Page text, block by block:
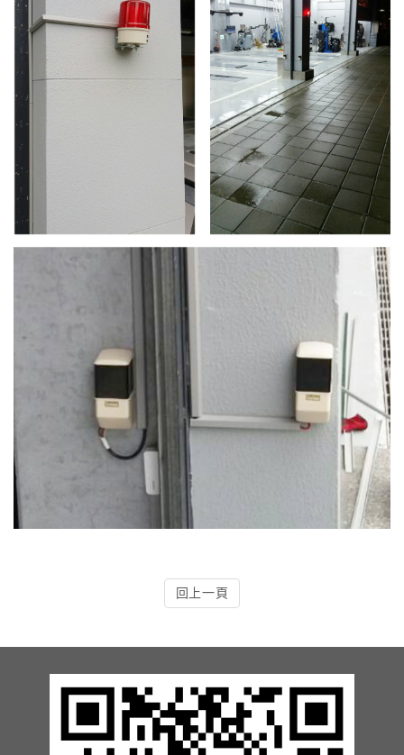
6.停車收費系統-地閘式實績
7.人員管制機系列實績
8.長距離讀卡機系列實績
9.車位在席導引系列實績
11.周邊配備-紅綠燈實績
12.周邊配備-滿車燈箱實績
13.周邊配備-防撞條實績
14.邊配備-車輪檔實績
15.周邊配備-安全警示實績
17.周邊配備-方向指示實績
18.周邊配備-車位架實績
回上一頁